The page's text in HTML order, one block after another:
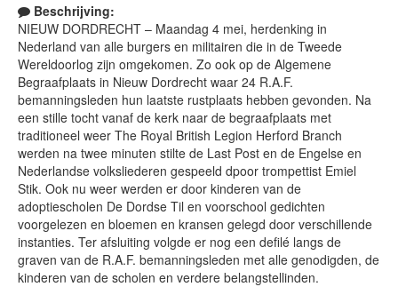
Beschrijving:
NIEUW DORDRECHT – Maandag 4 mei, herdenking in
Nederland van alle burgers en militairen die in de Tweede
Wereldoorlog zijn omgekomen. Zo ook op de Algemene
Begraafplaats in Nieuw Dordrecht waar 24 R.A.F.
bemanningsleden hun laatste rustplaats hebben gevonden. Na
een stille tocht vanaf de kerk naar de begraafplaats met
traditioneel weer The Royal British Legion Herford Branch
werden na twee minuten stilte de Last Post en de Engelse en
Nederlandse volksliederen gespeeld dpoor trompettist Emiel
Stik. Ook nu weer werden er door kinderen van de
adoptiescholen De Dordse Til en voorschool gedichten
voorgelezen en bloemen en kransen gelegd door verschillende
instanties. Ter afsluiting volgde er nog een defilé langs de
graven van de R.A.F. bemanningsleden met alle genodigden, de
kinderen van de scholen en verdere belangstellinden.